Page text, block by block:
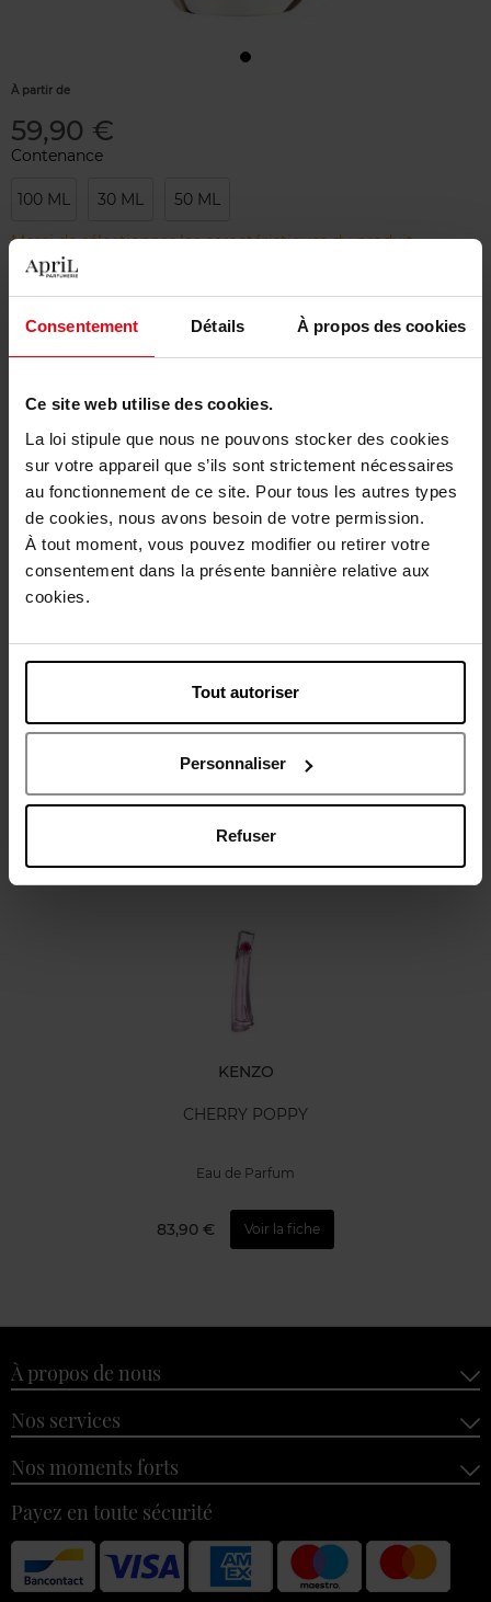
Consentement Détails À propos des cookies
Ce site web utilise des cookies.
La loi stipule que nous ne pouvons stocker des cookies
sur votre appareil que s’ils sont strictement nécessaires
au fonctionnement de ce site. Pour tous les autres types
de cookies, nous avons besoin de votre permission.
À tout moment, vous pouvez modifier ou retirer votre
consentement dans la présente bannière relative aux
cookies.
Tout autoriser
Personnaliser
Refuser
À partir de
59,90 €
Contenance
100 ML 30 ML 50 ML
Merci de sélectionner les caractéristiques du produit.
Retour gratuit dans votre magasin
Description
Oublié quelque chose ?
KENZO
CHERRY POPPY
Eau de Parfum
83,90 € Voir la fiche
À propos de nous
Nos services
Nos moments forts
Payez en toute sécurité